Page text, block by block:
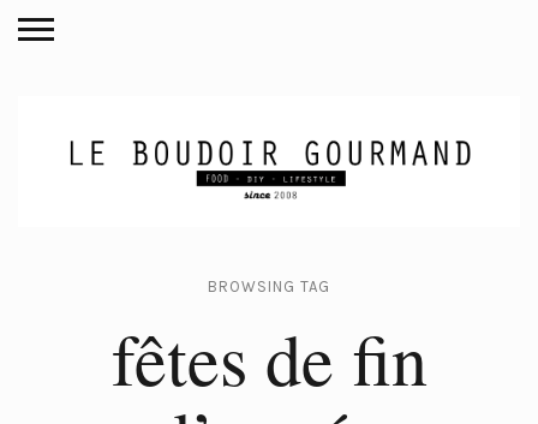
BROWSING TAG
fêtes de fin